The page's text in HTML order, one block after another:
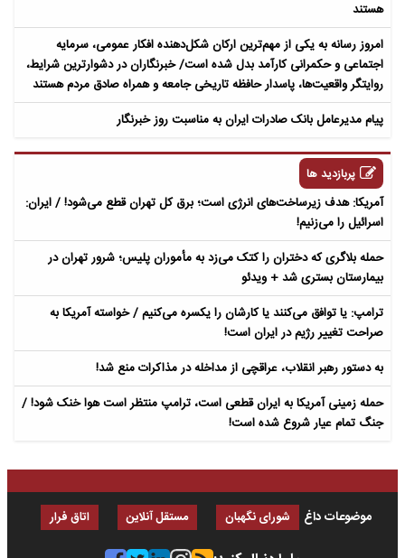
هستند
امروز رسانه به یکی از مهم‌ترین ارکان شکل‌دهنده افکار عمومی، سرمایه
اجتماعی و حکمرانی کارآمد بدل شده است/ خبرنگاران در دشوارترین شرایط،
روایتگر واقعیت‌ها، پاسدار حافظه تاریخی جامعه و همراه صادق مردم هستند
پیام مدیرعامل بانک صادرات ایران به مناسبت روز خبرنگار
پربازدید ها
آمریکا: هدف زیرساخت‌های انرژی است؛ برق کل تهران قطع می‌شود! / ایران:
اسرائیل را می‌زنیم!
حمله بلاگری که دختران را کتک می‌زد به مأموران پلیس؛ شرور تهران در
بیمارستان بستری شد + ویدئو
ترامپ: یا توافق می‌کنند یا کارشان را یکسره می‌کنیم / خواسته آمریکا به
صراحت تغییر رژیم در ایران است!
به دستور رهبر انقلاب، عراقچی از مداخله در مذاکرات منع شد!
حمله زمینی آمریکا به ایران قطعی است، ترامپ منتظر است هوا خنک شود! /
جنگ تمام عیار شروع شده است!
موضوعات داغ شورای نگهبان مستقل آنلاین اتاق فرار